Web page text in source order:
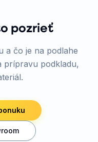
pozrieť
a čo je na podlahe
prípravu podkladu,